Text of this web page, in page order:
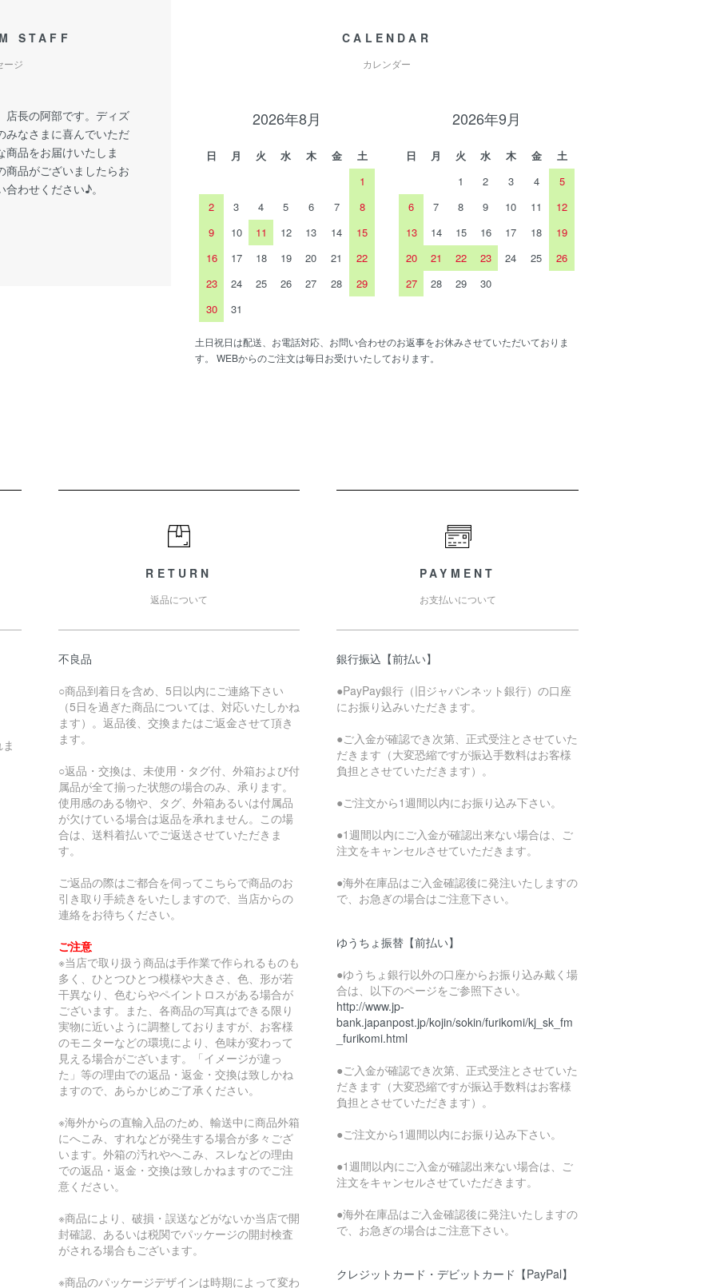
STAFF
ージ
店長の阿部です。ディズ
みなさまに喜んでいただ
商品をお届けいたしま
商品がございましたらお
わせください♪。
CALENDAR
カレンダー
2026年8月
日 月 火 水 木 金
土
1
2
3 4 5 6 7
8
9
10 11 12 13 14
15
16
17 18 19 20 21
22
23
24 25 26 27 28
29
30
31
2026年9月
日 月 火 水 木 金
土
1
2 3 4
5
6
7 8 9 10 11
12
13
14 15 16 17 18
19
20
21 22 23 24 25
26
27
28 29 30
土日祝日は配送、お電話対応、お問い合わせのお返事をお休みさせていただいておりま
す。 WEBからのご注文は毎日お受けいたしております。
RETURN
返品について
不良品
○商品到着日を含め、5日以内にご連絡下さい
（5日を過ぎた商品については、対応いたしかね
ます）。返品後、交換またはご返金させて頂き
ます。
○返品・交換は、未使用・タグ付、外箱および付
属品が全て揃った状態の場合のみ、承ります。
使用感のある物や、タグ、外箱あるいは付属品
が欠けている場合は返品を承れません。この場
合は、送料着払いでご返送させていただきま
す。
ご返品の際はご都合を伺ってこちらで商品のお
引き取り手続きをいたしますので、当店からの
連絡をお待ちください。
ご注意
※当店で取り扱う商品は手作業で作られるものも
多く、ひとつひとつ模様や大きさ、色、形が若
干異なり、色むらやペイントロスがある場合が
ございます。また、各商品の写真はできる限り
実物に近いように調整しておりますが、お客様
のモニターなどの環境により、色味が変わって
見える場合がございます。「イメージが違っ
た」等の理由での返品・返金・交換は致しかね
ますので、あらかじめご了承ください。
※海外からの直輸入品のため、輸送中に商品外箱
にへこみ、すれなどが発生する場合が多々ござ
います。外箱の汚れやへこみ、スレなどの理由
での返品・返金・交換は致しかねますのでご注
意ください。
※商品により、破損・誤送などがないか当店で開
封確認、あるいは税関でパッケージの開封検査
がされる場合もございます。
※商品のパッケージデザインは時期によって変わ
PAYMENT
お支払いについて
銀行振込【前払い】
●PayPay銀行（旧ジャパンネット銀行）の口座
にお振り込みいただきます。
●ご入金が確認でき次第、正式受注とさせていた
だきます（大変恐縮ですが振込手数料はお客様
負担とさせていただきます）。
●ご注文から1週間以内にお振り込み下さい。
●1週間以内にご入金が確認出来ない場合は、ご
注文をキャンセルさせていただきます。
●海外在庫品はご入金確認後に発注いたしますの
で、お急ぎの場合はご注意下さい。
ゆうちょ振替【前払い】
●ゆうちょ銀行以外の口座からお振り込み戴く場
合は、以下のページをご参照下さい。
http://www.jp-
bank.japanpost.jp/kojin/sokin/furikomi/kj_sk_fm
_furikomi.html
●ご入金が確認でき次第、正式受注とさせていた
だきます（大変恐縮ですが振込手数料はお客様
負担とさせていただきます）。
●ご注文から1週間以内にお振り込み下さい。
●1週間以内にご入金が確認出来ない場合は、ご
注文をキャンセルさせていただきます。
●海外在庫品はご入金確認後に発注いたしますの
で、お急ぎの場合はご注意下さい。
クレジットカード・デビットカード【PayPal】